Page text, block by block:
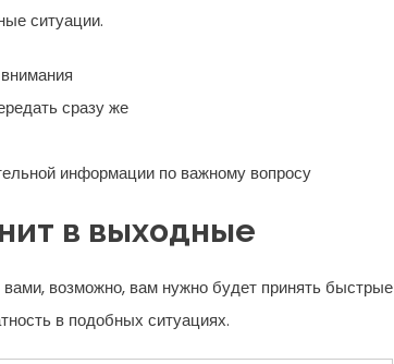
ситуации.
сразу же
информации по важному вопросу
в выходные
возможно, вам нужно будет принять быстрые
в подобных ситуациях.